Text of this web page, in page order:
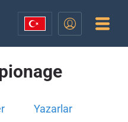
Yazarlar